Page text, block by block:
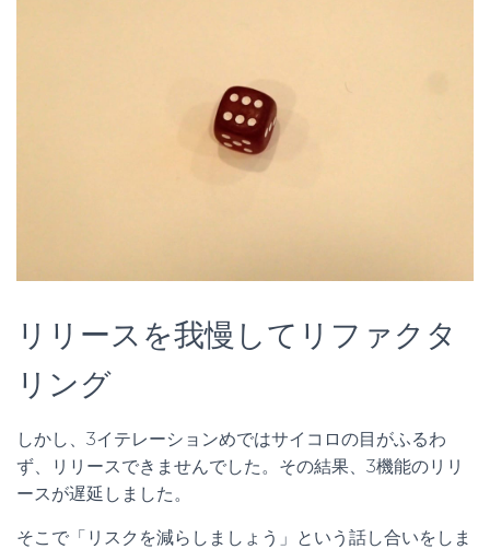
リリースを我慢してリファクタ
リング
しかし、3イテレーションめではサイコロの目がふるわ
ず、リリースできませんでした。その結果、3機能のリリ
ースが遅延しました。
そこで「リスクを減らしましょう」という話し合いをしま